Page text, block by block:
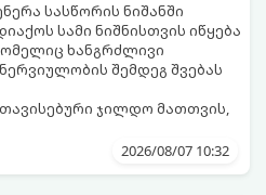
სასწორის ნიშანში
სამი ნიშნისთვის იწყება
ხანგრძლივი
შემდეგ შვებას
თავისებური ჯილდო მათთვის,
მიუხედავად წინ
2026/08/07 10:32